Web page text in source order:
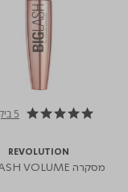
5.0 star rating 5 ביקורות
REVOLUTION
מסקרה BIG LASH VOLUME